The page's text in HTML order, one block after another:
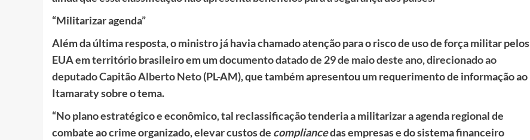
“Militarizar agenda”
Além da última resposta, o ministro já havia chamado atenção para o risco de uso de força militar pelos
EUA em território brasileiro em umdocumento datado de 29 de maio deste ano, direcionado ao
deputado Capitão Alberto Neto(PL-AM), que também apresentou um requerimento de informação ao
Itamaraty sobre o tema.
“No plano estratégico e econômico, tal reclassificação tenderia a militarizar a agenda regional de
combate ao crime organizado, elevar custos de compliancedas empresas e do sistema financeiro